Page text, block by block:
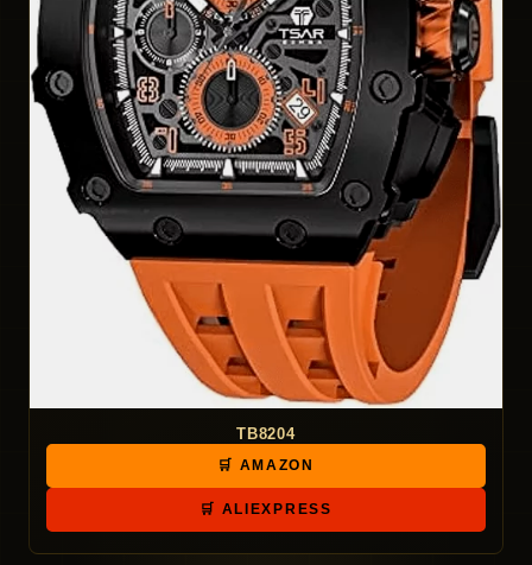
TB8204
🛒 AMAZON
🛒 ALIEXPRESS